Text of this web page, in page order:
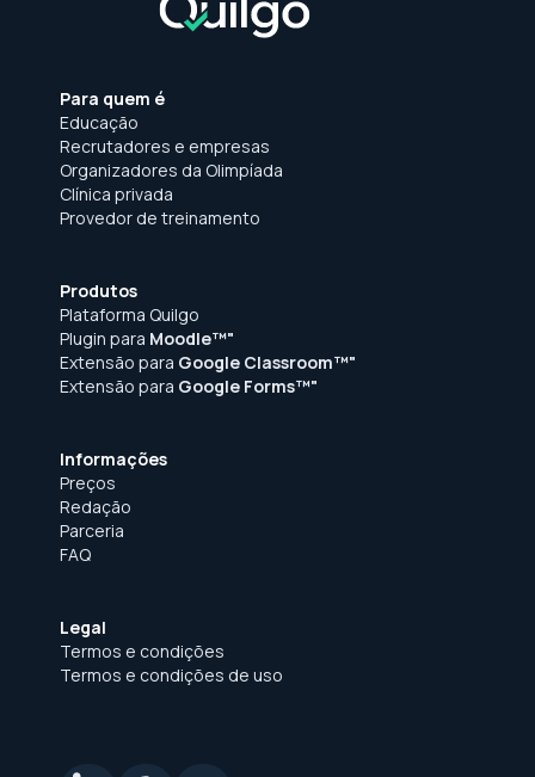
Para quem é
Educação
Recrutadores e empresas
Organizadores da Olimpíada
Clínica privada
Provedor de treinamento
Produtos
Plataforma Quilgo
Plugin para Moodle™"
Extensão para Google Classroom™"
Extensão para Google Forms™"
Informações
Preços
Redação
Parceria
FAQ
Legal
Termos e condições
Termos e condições de uso